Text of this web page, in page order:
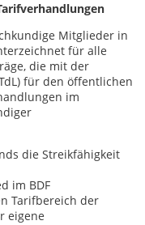
Mitglieder in
für alle
die mit der
für den öffentlichen
im
die Streikfähigkeit
im BDF
Tarifbereich der
eigene